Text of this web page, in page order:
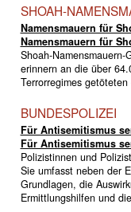
SHOAH-
Namensmauern für
Namensmauern für
Shoah-
erinnern an die über
Terrorregimes
BUNDESPOLIZEI
Für Antisemitismus
Für Antisemitismus
Polizistinnen und
Sie umfasst neben der
Grundlagen, die
Ermittlungshilfen und